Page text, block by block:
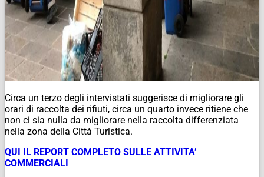
Circa un terzo degli intervistati suggerisce di migliorare gli
orari di raccolta dei rifiuti, circa un quarto invece ritiene che
non ci sia nulla da migliorare nella raccolta differenziata
nella zona della Città Turistica.
QUI IL REPORT COMPLETO SULLE ATTIVITA’
COMMERCIALI